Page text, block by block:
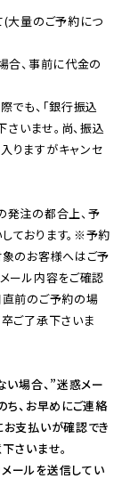
大量のご予約につ
合、事前に代金の
でも、「銀行振込
いませ。尚、振込
りますがキャンセ
注の都合上、予
ております。※予約
象のお客様へはご予
ール内容をご確認
直前のご予約の場
ご了承下さいま
い場合、”迷惑メー
ち、お早めにご連絡
お支払いが確認でき
さいませ。
ールを送信してい